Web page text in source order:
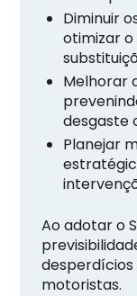
Diminuir
otimizar o
Melhorar
desgaste
Planejar
Ao adotar o
desperdícios
motoristas.